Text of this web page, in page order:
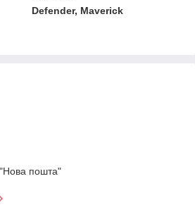
Defender, Maverick
пошта"